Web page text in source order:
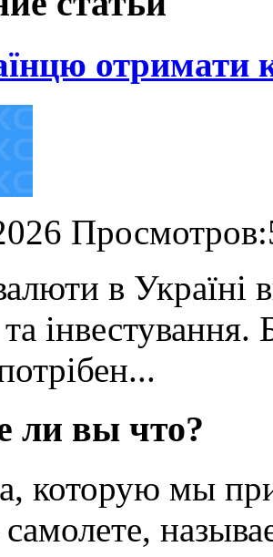
отримати
в Україні
та
ли вы что?
которую мы